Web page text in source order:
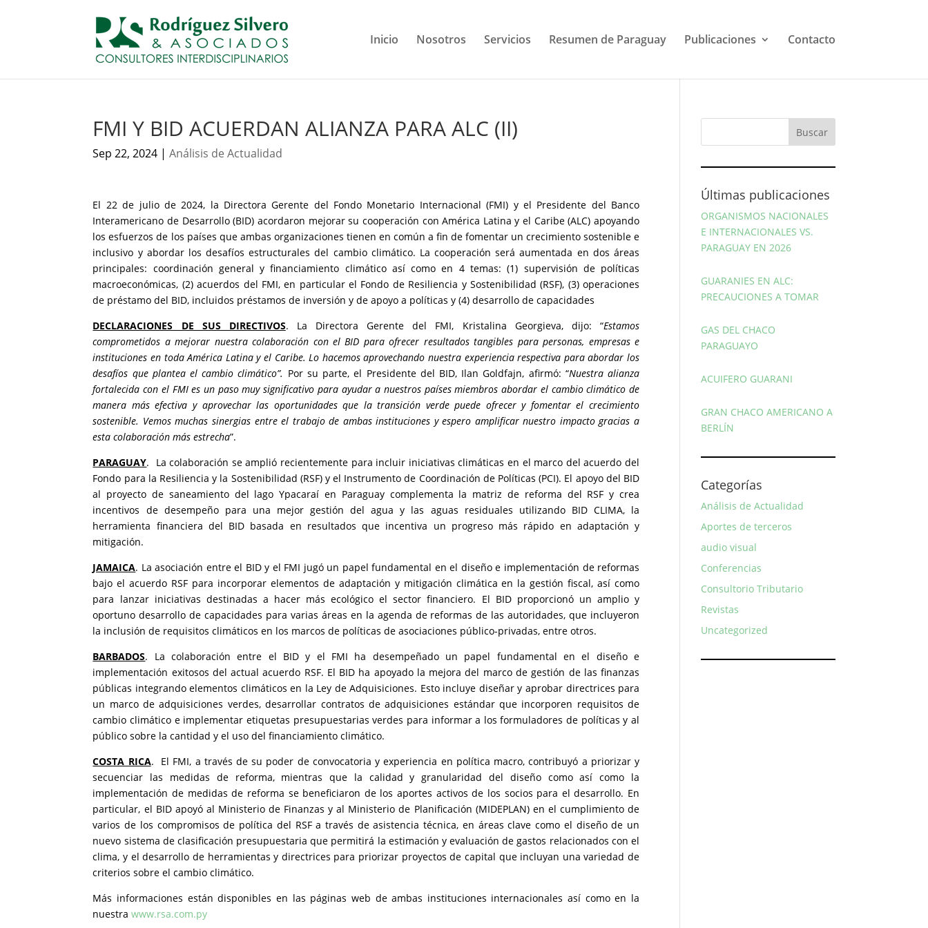
Inicio Nosotros Servicios Resumen de Paraguay Publicaciones Contacto
FMI Y BID ACUERDAN ALIANZA PARA ALC (II)
Sep 22, 2024 |Análisis de Actualidad
El 22 de julio de 2024, la Directora Gerente del Fondo Monetario Internacional (FMI) y el Presidente del Banco
Interamericano de Desarrollo (BID) acordaron mejorar su cooperación con América Latina y el Caribe (ALC) apoyando
los esfuerzos de los países que ambas organizaciones tienen en común a fin de fomentar un crecimiento sostenible e
inclusivo y abordar los desafíos estructurales del cambio climático. La cooperación será aumentada en dos áreas
principales: coordinación general y financiamiento climático así como en 4 temas: (1) supervisión de políticas
macroeconómicas, (2) acuerdos del FMI, en particular el Fondo de Resiliencia y Sostenibilidad (RSF), (3) operaciones
de préstamo del BID, incluidos préstamos de inversión y de apoyo a políticas y (4) desarrollo de capacidades
DECLARACIONES DE SUS DIRECTIVOS. La Directora Gerente del FMI, Kristalina Georgieva, dijo: “Estamos
comprometidos a mejorar nuestra colaboración con el BID para ofrecer resultados tangibles para personas, empresas e
instituciones en toda América Latina y el Caribe. Lo hacemos aprovechando nuestra experiencia respectiva para abordar los
desafíos que plantea el cambio climático”. Por su parte, el Presidente del BID, Ilan Goldfajn, afirmó: “Nuestra alianza
fortalecida con el FMI es un paso muy significativo para ayudar a nuestros países miembros abordar el cambio climático de
manera más efectiva y aprovechar las oportunidades que la transición verde puede ofrecer y fomentar el crecimiento
sostenible. Vemos muchas sinergias entre el trabajo de ambas instituciones y espero amplificar nuestro impacto gracias a
esta colaboración más estrecha”.
PARAGUAY. La colaboración se amplió recientemente para incluir iniciativas climáticas en el marco del acuerdo del
Fondo para la Resiliencia y la Sostenibilidad (RSF) y el Instrumento de Coordinación de Políticas (PCI). El apoyo del BID
al proyecto de saneamiento del lago Ypacaraí en Paraguay complementa la matriz de reforma del RSF y crea
incentivos de desempeño para una mejor gestión del agua y las aguas residuales utilizando BID CLIMA, la
herramienta financiera del BID basada en resultados que incentiva un progreso más rápido en adaptación y
mitigación.
JAMAICA. La asociación entre el BID y el FMI jugó un papel fundamental en el diseño e implementación de reformas
bajo el acuerdo RSF para incorporar elementos de adaptación y mitigación climática en la gestión fiscal, así como
para lanzar iniciativas destinadas a hacer más ecológico el sector financiero. El BID proporcionó un amplio y
oportuno desarrollo de capacidades para varias áreas en la agenda de reformas de las autoridades, que incluyeron
la inclusión de requisitos climáticos en los marcos de políticas de asociaciones público-privadas, entre otros.
BARBADOS. La colaboración entre el BID y el FMI ha desempeñado un papel fundamental en el diseño e
implementación exitosos del actual acuerdo RSF. El BID ha apoyado la mejora del marco de gestión de las finanzas
públicas integrando elementos climáticos en la Ley de Adquisiciones. Esto incluye diseñar y aprobar directrices para
un marco de adquisiciones verdes, desarrollar contratos de adquisiciones estándar que incorporen requisitos de
cambio climático e implementar etiquetas presupuestarias verdes para informar a los formuladores de políticas y al
público sobre la cantidad y el uso del financiamiento climático.
COSTA RICA. El FMI, a través de su poder de convocatoria y experiencia en política macro, contribuyó a priorizar y
secuenciar las medidas de reforma, mientras que la calidad y granularidad del diseño como así como la
implementación de medidas de reforma se beneficiaron de los aportes activos de los socios para el desarrollo. En
particular, el BID apoyó al Ministerio de Finanzas y al Ministerio de Planificación (MIDEPLAN) en el cumplimiento de
varios de los compromisos de política del RSF a través de asistencia técnica, en áreas clave como el diseño de un
nuevo sistema de clasificación presupuestaria que permitirá la estimación y evaluación de gastos relacionados con el
clima, y ​​el desarrollo de herramientas y directrices para priorizar proyectos de capital que incluyan una variedad de
criterios sobre el cambio climático.
Más informaciones están disponibles en las páginas web de ambas instituciones internacionales así como en la
nuestrawww.rsa.com.py
Últimas publicaciones
ORGANISMOS NACIONALES
E INTERNACIONALES VS.
PARAGUAY EN 2026
GUARANIES EN ALC:
PRECAUCIONES A TOMAR
GAS DEL CHACO
PARAGUAYO
ACUIFERO GUARANI
GRAN CHACO AMERICANO A
BERLÍN
Categorías
Análisis de Actualidad
Aportes de terceros
audio visual
Conferencias
Consultorio Tributario
Revistas
Uncategorized